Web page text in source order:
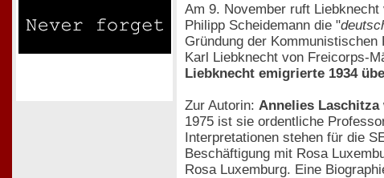
Am 9. November ruft
Philipp Scheidemann die "
Gründung der
Karl Liebknecht von Freicorps-
Liebknecht emigrierte 1934
Zur Autorin: Annelies Laschitza
1975 ist sie ordentliche
Interpretationen stehen für die
Beschäftigung mit Rosa
Rosa Luxemburg. Eine